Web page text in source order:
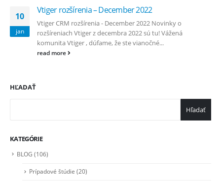
10
jan
Vtiger rozšírenia – December 2022
Vtiger CRM rozšírenia - December 2022 Novinky o
rozšíreniach Vtiger z decembra 2022 sú tu! Vážená
komunita Vtiger , dúfame, že ste vianočné...
read more
HĽADAŤ
Hľadať
KATEGÓRIE
BLOG (106)
Prípadové štúdie (20)